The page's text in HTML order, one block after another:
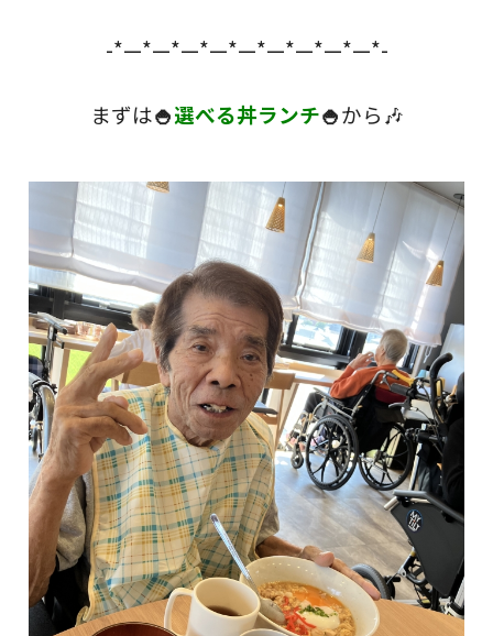
-*—*—*—*—*—*—*—*—*—*-
まずは🍚選べる丼ランチ🍚から🎶